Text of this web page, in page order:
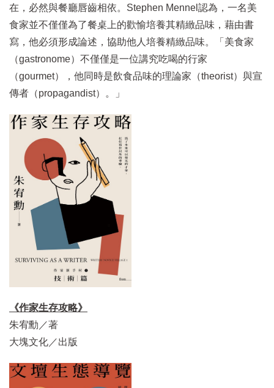
在，必然與餐廳唇齒相依。Stephen Mennel認為，一名美
食家並不僅僅為了餐桌上的歡愉培養其精緻品味，藉由書
寫，他必須形成論述，協助他人培養精緻品味。「美食家
（gastronome）不僅僅是一位講究吃喝的行家
（gourmet），他同時是飲食品味的理論家（theorist）與宣
傳者（propagandist）。」
《作家生存攻略》
朱宥勳／著
大塊文化／出版